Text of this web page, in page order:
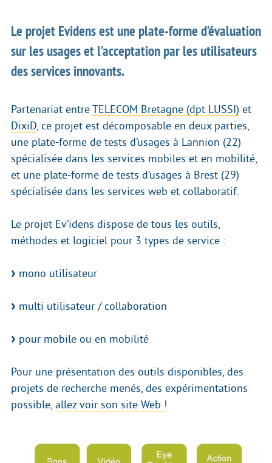
Le projet Evidens est une plate-forme d’évaluation
sur les usages et l’acceptation par les utilisateurs
des services innovants.
Partenariat entre TELECOM Bretagne (dpt LUSSI) et
DixiD, ce projet est décomposable en deux parties,
une plate-forme de tests d’usages à Lannion (22)
spécialisée dans les services mobiles et en mobilité,
et une plate-forme de tests d’usages à Brest (29)
spécialisée dans les services web et collaboratif.
Le projet Ev’idens dispose de tous les outils,
méthodes et logiciel pour 3 types de service :
mono utilisateur
multi utilisateur / collaboration
pour mobile ou en mobilité
Pour une présentation des outils disponibles, des
projets de recherche menés, des expérimentations
possible, allez voir son site Web !